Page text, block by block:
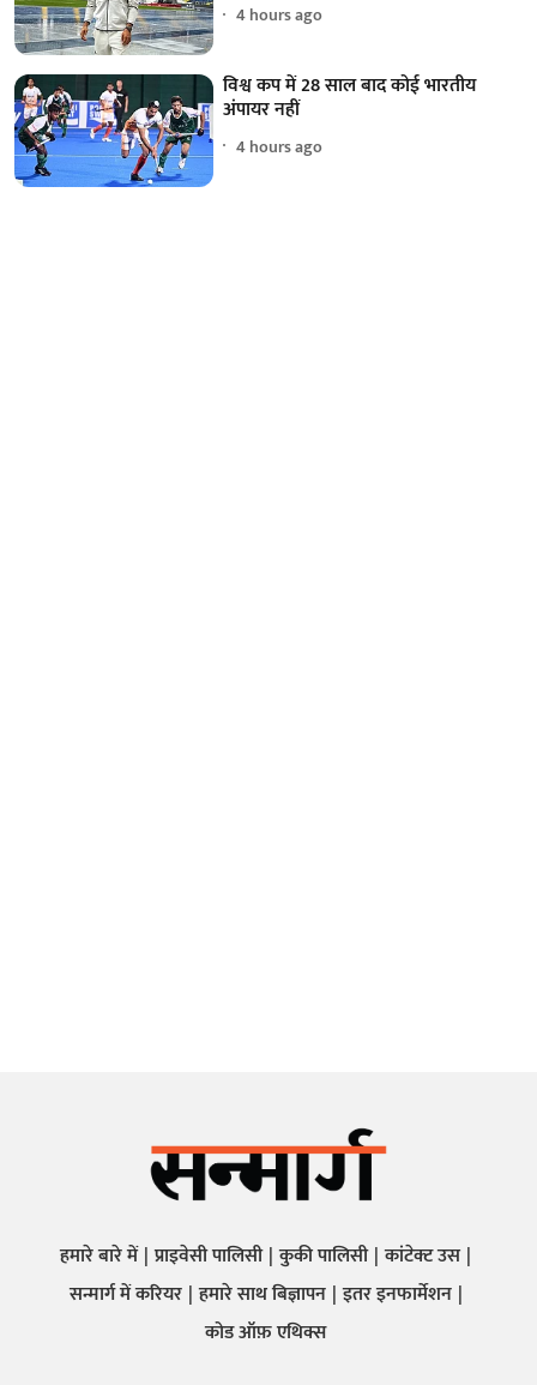
4 hours ago
विश्व कप में 28 साल बाद कोई भारतीय
अंपायर नहीं
4 hours ago
हमारे बारे में प्राइवेसी पालिसी कुकी पालिसी कांटेक्ट उस
सन्मार्ग में करियर हमारे साथ बिज्ञापन इतर इनफार्मेशन
कोड ऑफ़ एथिक्स